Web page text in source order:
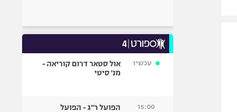
עכשיו
אול סטאר דרום קוריאה -
מנ' סיטי
15:00
הפועל ר"ג - הפועל